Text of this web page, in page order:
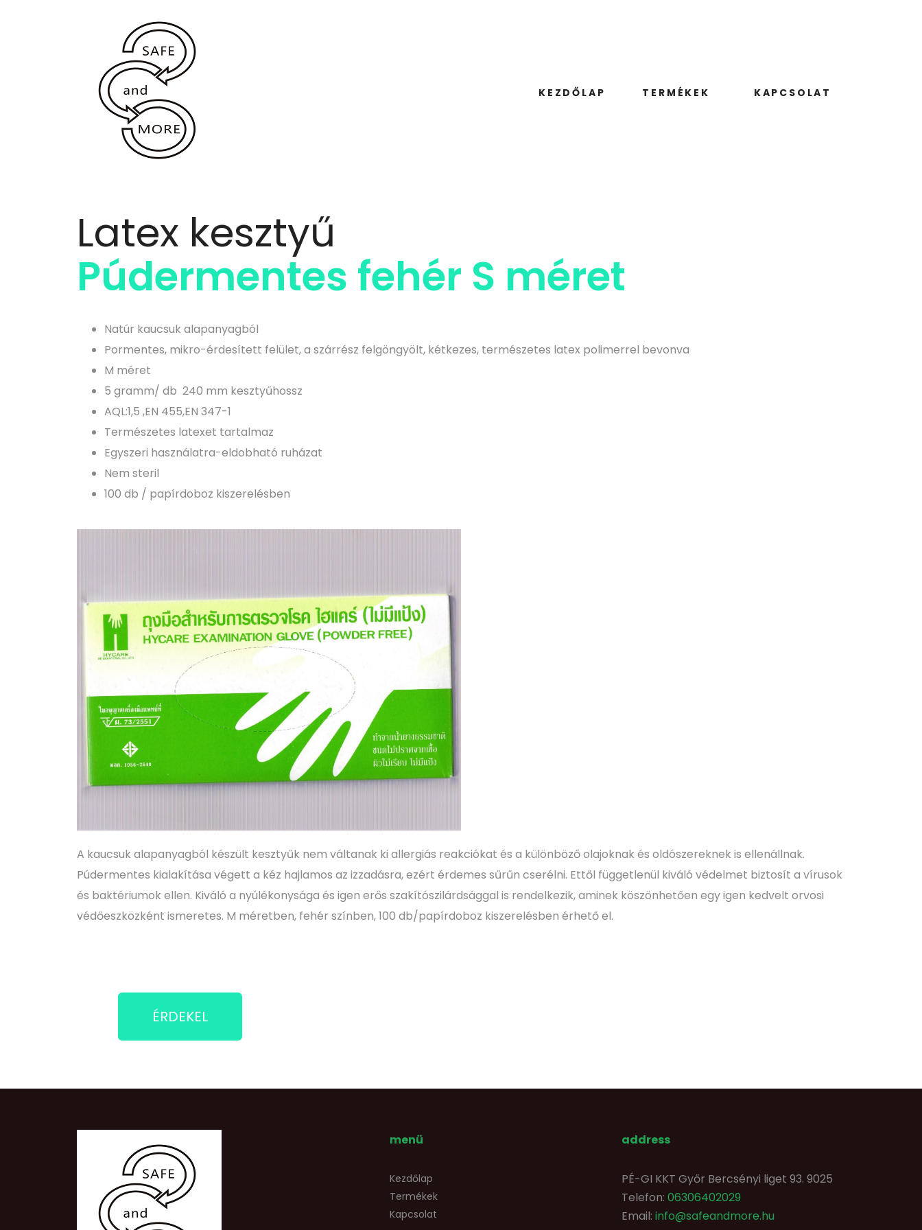
KEZDŐLAP TERMÉKEK KAPCSOLAT
Latex kesztyű
Púdermentes fehér S méret
Natúr kaucsuk alapanyagból
Pormentes, mikro-érdesített felület, a szárrész felgöngyölt, kétkezes, természetes latex polimerrel bevonva
M méret
5 gramm/ db 240 mm kesztyűhossz
AQL:1,5 ,EN 455,EN 347-1
Természetes latexet tartalmaz
Egyszeri használatra-eldobható ruházat
Nem steril
100 db / papírdoboz kiszerelésben
A kaucsuk alapanyagból készült kesztyűk nem váltanak ki allergiás reakciókat és a különböző olajoknak és oldószereknek is ellenállnak.
Púdermentes kialakítása végett a kéz hajlamos az izzadásra, ezért érdemes sűrűn cserélni. Ettől függetlenül kiváló védelmet biztosít a vírusok
és baktériumok ellen. Kiváló a nyúlékonysága és igen erős szakítószilárdsággal is rendelkezik, aminek köszönhetően egy igen kedvelt orvosi
védőeszközként ismeretes. M méretben, fehér színben, 100 db/papírdoboz kiszerelésben érhető el.
ÉRDEKEL
menü
Kezdőlap
Termékek
Kapcsolat
address
PÉ-GI KKT Győr Bercsényi liget 93. 9025
Telefon:06306402029
Email:info@safeandmore.hu